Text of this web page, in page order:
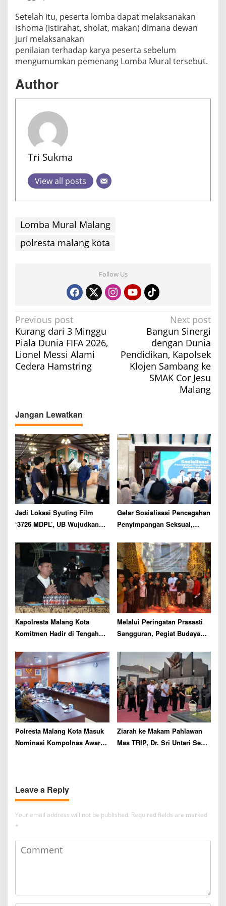
Setelah itu, peserta lomba dapat melaksanakan
ishoma (istirahat, sholat, makan) dimana dewan
juri melaksanakan
penilaian terhadap karya peserta sebelum
mengumumkan pemenang Lomba Mural tersebut.
Author
Tri Sukma
View all posts
Lomba Mural Malang
polresta malang kota
Follow Us
P
o
s
t
i
g
a
t
i
o
n
Previous post
Kurang dari 3 Minggu
Piala Dunia FIFA 2026,
Lionel Messi Alami
Cedera Hamstring
Next post
Bangun Sinergi
dengan Dunia
Pendidikan, Kapolsek
Klojen Sambang ke
SMAK Cor Jesu
Malang
Jangan Lewatkan
Jadi Lokasi Syuting Film
‘3726 MDPL’, UB Wujudkan
Industri
Gelar Sosialisasi Pencegahan
Penyimpangan Seksual,
Satgas Perlindungan Anak
Kapolresta Malang Kota
Komitmen Hadir di Tengah
hingga Tingkat Pos Kamling
Melalui Peringatan Prasasti
Sangguran, Pegiat Budaya
Semangat Nguri-uri Warisan
Leluhur
Polresta Malang Kota Masuk
Nominasi Kompolnas Awards
Ziarah ke Makam Pahlawan
Mas TRIP, Dr. Sri Untari Sebut
Leave a Reply
Your email address will not be published. Required fields are marked
*